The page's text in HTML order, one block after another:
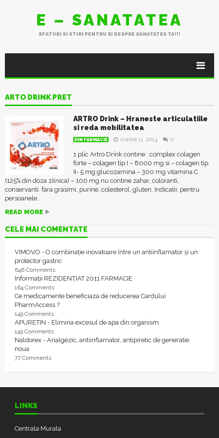
E – SANATATEA
SFATURI SI STIRI PENTRU SI DESPRE SANATATEA TA!!!
ARTO DRINK PRET
ARTRO Drink – Hraneste articulatiile
si reda mobilitatea
DIN FARMACIE martie 11, 2014 0
1 plic Artro Drink contine : complex colagen
forte – colagen tip I – 8000 mg si – colagen tip
II- 5 mg glucozamina – 300 mg vitamina C
(125% din doza zilnica) – 100 mg nu contine zahar, coloranti,
conservanti. fara grasimi, purine, colesterol, gluten. Indicatii: pentru
persoanele...
READ MORE
CELE MAI COMENTATE
VIMOVO - O combinație inovatoare între un antiinflamator și un
protector gastric
646 Comments
Informații REZIDENȚIAT 2011 FARMACIE
164 Comments
Ce medicamente beneficiaza de reducerea Cardului
PharmAccess ?
149 Comments
APURETIN - Elimina excesul de apa din organism
149 Comments
Naldorex - Analgezic, antiinflamator, antipiretic de generatie
noua
77 Comments
LINKS
Centrala Murala